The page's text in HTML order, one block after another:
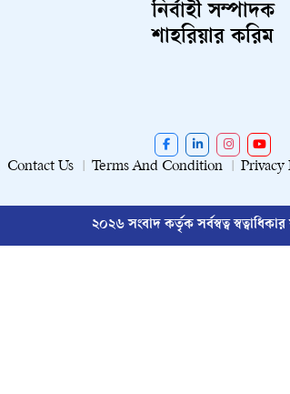
নির্বাহী সম্পাদক
শাহরিয়ার করিম
Contact Us Terms And Condition Privacy
২০২৬ সংবাদ কর্তৃক সর্বস্বত্ব